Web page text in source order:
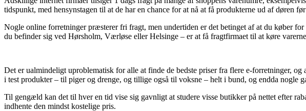
tidspunkt, med hensynstagen til at de har en chance for at nå at få produkterne ud af døren
Nogle online forretninger præsterer fri fragt, men undertiden er det betinget af at du køber
du befinder sig ved Hørsholm, Værløse eller Helsinge – er at få fragtfirmaet til at køre
Det er ualmindeligt uproblematisk for alle at finde de bedste priser fra flere e-forretninger,
i test produkter – til piger og drenge, og tillige også til voksne – helt i bund, og endda nogle
Til gengæld kan det til hver en tid vise sig gavnligt at studere visse butikker på nettet efter
indhente den mindst kostelige pris.